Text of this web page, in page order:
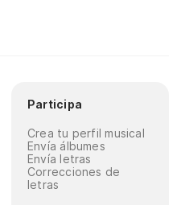
Participa
Crea tu perfil musical
Envía álbumes
Envía letras
Correcciones de
letras